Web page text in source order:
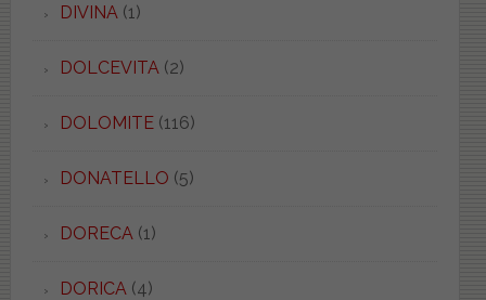
DIVINA (1)
DOLCEVITA (2)
DOLOMITE(116)
DONATELLO (5)
DORECA (1)
DORICA (4)